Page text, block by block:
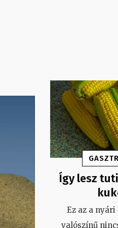
Így lesz
Ez az a
valószínű